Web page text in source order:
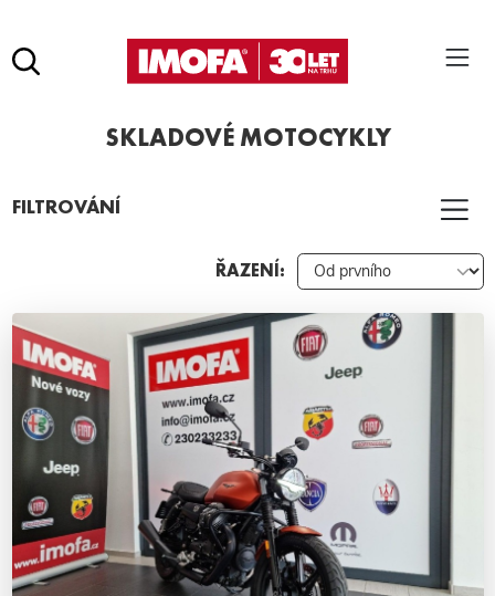
Pro vyhledávání zadejte alespoň 3 znaky.
SKLADOVÉ MOTOCYKLY
FILTROVÁNÍ
ŘAZENÍ: